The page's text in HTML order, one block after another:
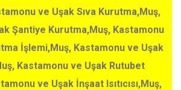
ve Uşak Sıva Kurutma,Muş,
Şantiye Kurutma,Muş, Kastamonu
İşlemi,Muş, Kastamonu ve Uşak
Kastamonu ve Uşak Rutubet
ve Uşak İnşaat Isıtıcısı,Muş,